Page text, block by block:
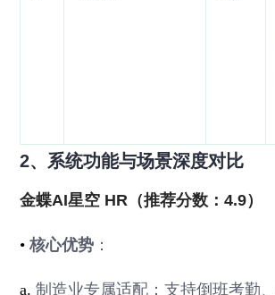
2、系统功能与场景深度对比
金蝶AI星空 HR（推荐分数：4.9）
•核心优势 ：
a.制造业专属适配：支持倒班考勤